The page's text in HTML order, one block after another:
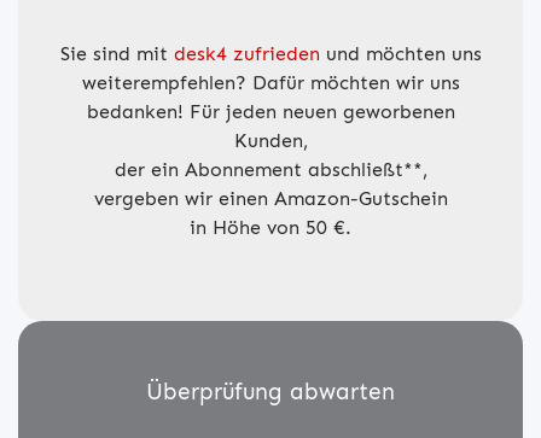
Sie sind mit desk4 zufrieden und möchten uns
weiterempfehlen? Dafür möchten wir uns
bedanken! Für jeden neuen geworbenen
Kunden,
der ein Abonnement abschließt**,
vergeben wir einen Amazon-Gutschein
in Höhe von 50 €.
Überprüfung abwarten